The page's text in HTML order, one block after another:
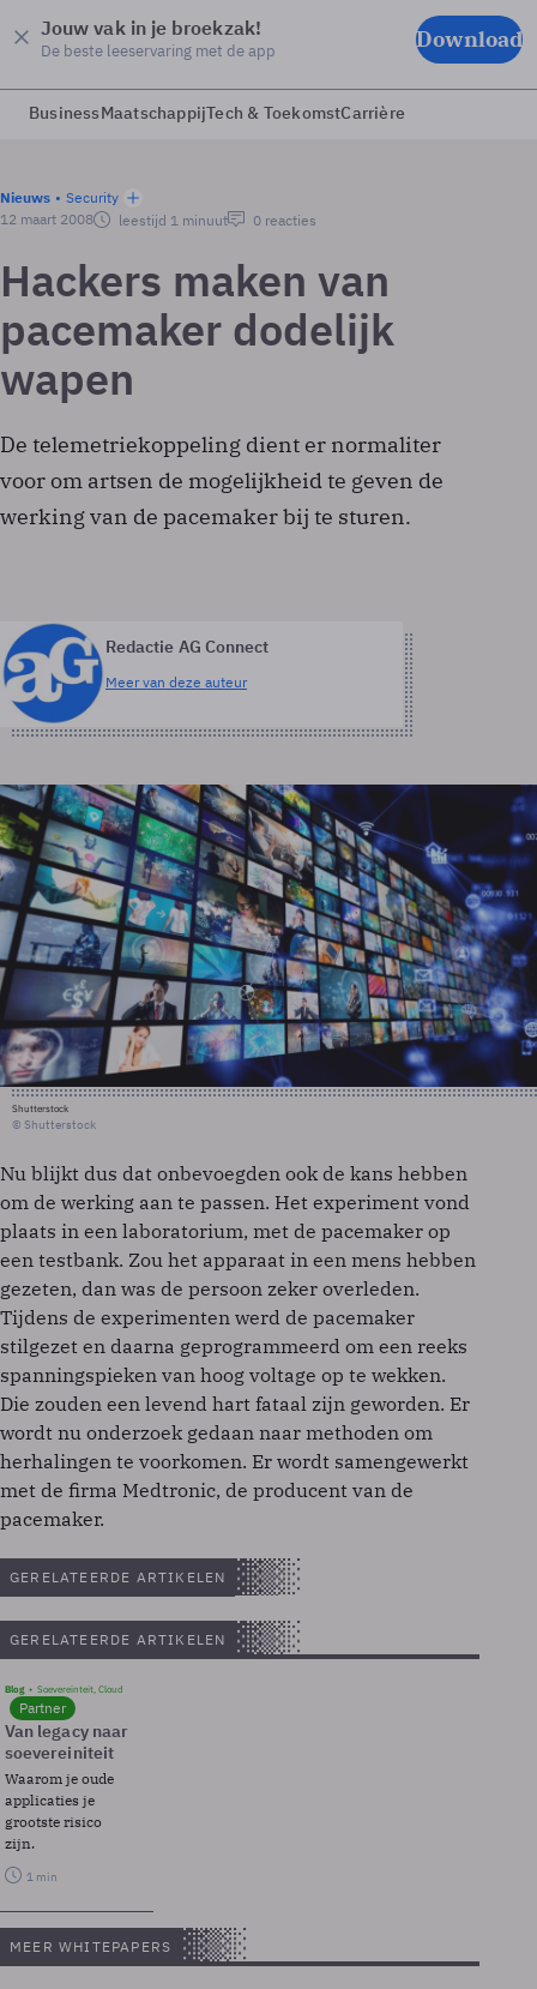
Jouw vak in je broekzak!
De beste leeservaring met de app Download
BusinessMaatschappijTech & ToekomstCarrière
Nieuws
Security
12 maart 2008
leestijd 1 minuut 0 reacties
Hackers maken van
pacemaker dodelijk
wapen
De telemetriekoppeling dient er normaliter
voor om artsen de mogelijkheid te geven de
werking van de pacemaker bij te sturen.
Redactie AG Connect
Meer van deze auteur
Shutterstock
© Shutterstock
Nu blijkt dus dat onbevoegden ook de kans hebben
om de werking aan te passen. Het experiment vond
plaats in een laboratorium, met de pacemaker op
een testbank. Zou het apparaat in een mens hebben
gezeten, dan was de persoon zeker overleden.
Tijdens de experimenten werd de pacemaker
stilgezet en daarna geprogrammeerd om een reeks
spanningspieken van hoog voltage op te wekken.
Die zouden een levend hart fataal zijn geworden. Er
wordt nu onderzoek gedaan naar methoden om
herhalingen te voorkomen. Er wordt samengewerkt
met de firma Medtronic, de producent van de
pacemaker.
GERELATEERDE ARTIKELEN
GERELATEERDE ARTIKELEN
Blog Soevereinteit, Cloud
Partner
Van legacy naar
soevereiniteit
Waarom je oude
applicaties je
grootste risico
zijn.
1 min
MEER WHITEPAPERS